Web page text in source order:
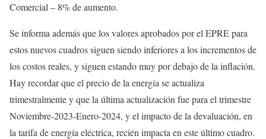
Comercial – 8% de aumento.
Se informa además que los valores aprobados por el EPRE para
estos nuevos cuadros siguen siendo inferiores a los incrementos de
los costos reales, y siguen estando muy por debajo de la inflación.
Hay recordar que el precio de la energía se actualiza
trimestralmente y que la última actualización fue para el trimestre
Noviembre-2023-Enero-2024, y el impacto de la devaluación, en
la tarifa de energía eléctrica, recién impacta en este último cuadro.